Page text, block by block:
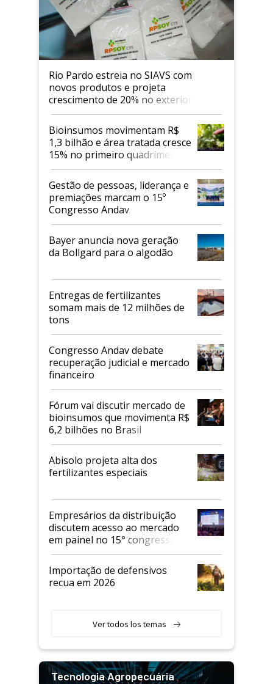
Rio Pardo estreia no SIAVS com
novos produtos e projeta
crescimento de 20% no exterior
Bioinsumos movimentam R$
1,3 bilhão e área tratada cresce
15% no primeiro quadrimestre
de 2026
Gestão de pessoas, liderança e
premiações marcam o 15º
Congresso Andav
Bayer anuncia nova geração
da Bollgard para o algodão
Entregas de fertilizantes
somam mais de 12 milhões de
tons
Congresso Andav debate
recuperação judicial e mercado
financeiro
Fórum vai discutir mercado de
bioinsumos que movimenta R$
6,2 bilhões no Brasil
Abisolo projeta alta dos
fertilizantes especiais
Empresários da distribuição
discutem acesso ao mercado
em painel no 15° congresso
Andav
Importação de defensivos
recua em 2026
Ver todos los temas
Tecnologia Agropecuária